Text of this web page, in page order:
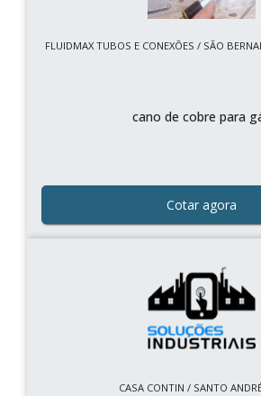
FLUIDMAX TUBOS E CONEXÕES / SÃO
cano de cobre para
Cotar agora
CASA CONTIN / SANTO